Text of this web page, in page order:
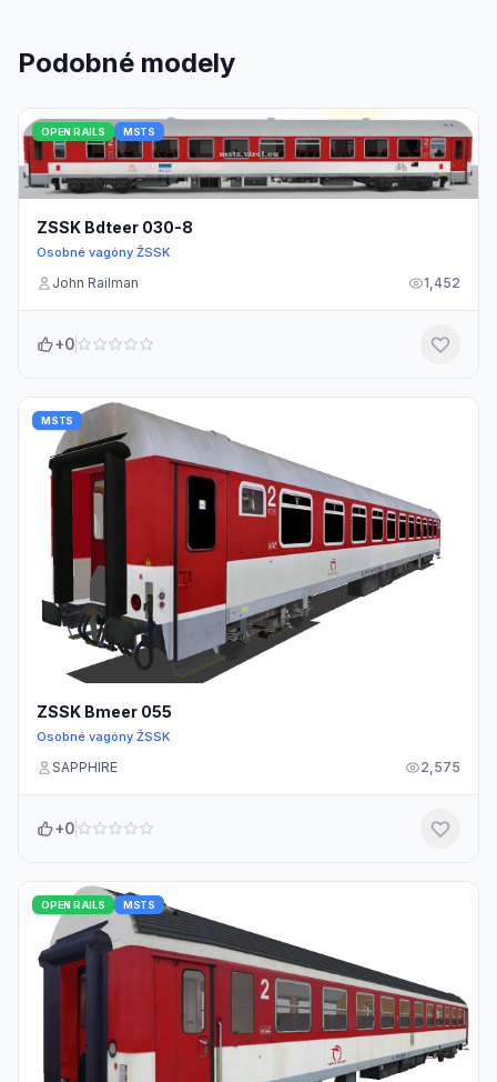
Podobné modely
OPEN RAILS MSTS
ZSSK Bdteer 030-8
Osobné vagóny ŽSSK
John Railman 1,452
+0
MSTS
ZSSK Bmeer 055
Osobné vagóny ŽSSK
SAPPHIRE 2,575
+0
OPEN RAILS MSTS